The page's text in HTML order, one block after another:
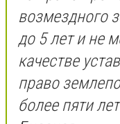
возмездного
до 5 лет и не
качестве
право
более пяти